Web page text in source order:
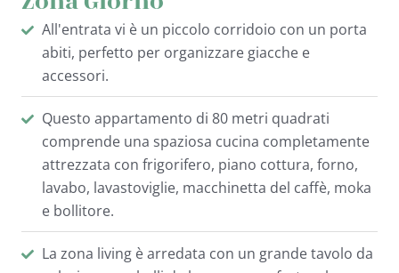
All'entrata vi è un piccolo corridoio con un porta
abiti, perfetto per organizzare giacche e
accessori.
Questo appartamento di 80 metri quadrati
comprende una spaziosa cucina completamente
attrezzata con frigorifero, piano cottura, forno,
lavabo, lavastoviglie, macchinetta del caffè, moka
e bollitore.
La zona living è arredata con un grande tavolo da